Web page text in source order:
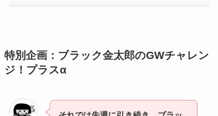
特別企画：ブラック金太郎のGWチャレン
ジ！プラスα